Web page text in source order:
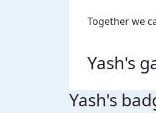
Together we
Yash's
Yash's